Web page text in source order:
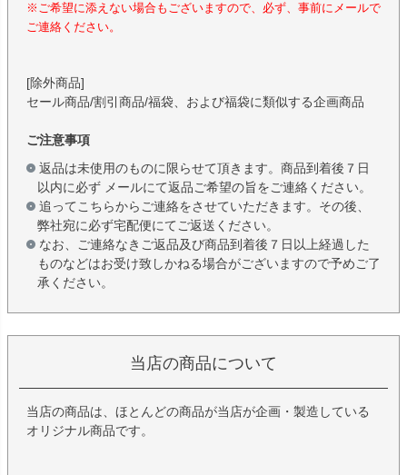
※ご希望に添えない場合もございますので、必ず、事前にメールで
ご連絡ください。
[除外商品]
セール商品/割引商品/福袋、および福袋に類似する企画商品
ご注意事項
返品は未使用のものに限らせて頂きます。商品到着後７日
以内に必ず メールにて返品ご希望の旨をご連絡ください。
追ってこちらからご連絡をさせていただきます。その後、
弊社宛に必ず宅配便にてご返送ください。
なお、ご連絡なきご返品及び商品到着後７日以上経過した
ものなどはお受け致しかねる場合がございますので予めご了
承ください。
当店の商品について
当店の商品は、ほとんどの商品が当店が企画・製造している
オリジナル商品です。